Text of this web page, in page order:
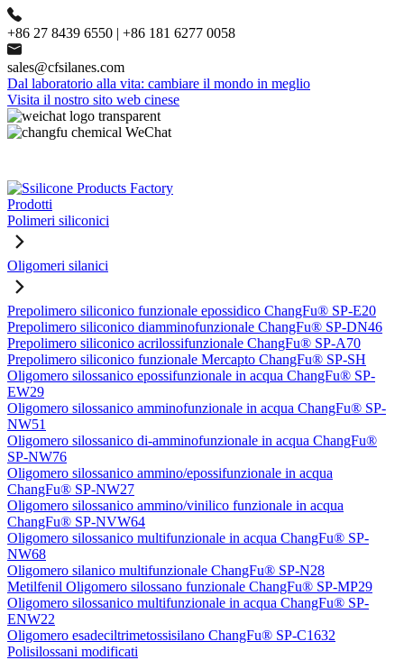
+86 27 8439 6550 | +86 181 6277 0058
sales@cfsilanes.com
Dal laboratorio alla vita: cambiare il mondo in meglio
Visita il nostro sito web cinese
Prodotti
Polimeri siliconici
Oligomeri silanici
Prepolimero siliconico funzionale epossidico ChangFu® SP-E20
Prepolimero siliconico diamminofunzionale ChangFu® SP-DN46
Prepolimero siliconico acrilossifunzionale ChangFu® SP-A70
Prepolimero siliconico funzionale Mercapto ChangFu® SP-SH
Oligomero silossanico epossifunzionale in acqua ChangFu® SP-
EW29
Oligomero silossanico amminofunzionale in acqua ChangFu® SP-
NW51
Oligomero silossanico di-amminofunzionale in acqua ChangFu®
SP-NW76
Oligomero silossanico ammino/epossifunzionale in acqua
ChangFu® SP-NW27
Oligomero silossanico ammino/vinilico funzionale in acqua
ChangFu® SP-NVW64
Oligomero silossanico multifunzionale in acqua ChangFu® SP-
NW68
Oligomero silanico multifunzionale ChangFu® SP-N28
Metilfenil Oligomero silossano funzionale ChangFu® SP-MP29
Oligomero silossanico multifunzionale in acqua ChangFu® SP-
ENW22
Oligomero esadeciltrimetossisilano ChangFu® SP-C1632
Polisilossani modificati